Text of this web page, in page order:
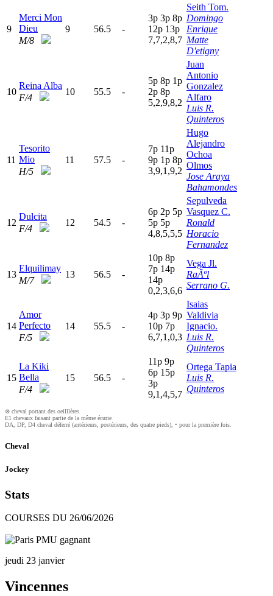
9
Merci Mon
Dieu
M/8
9 56.5 -
3p 3p 8p
12p 13p
7,7,2,8,7
Seith Tom.
Domingo
Enrique
Matte
D'etigny
10
Reina Alba
F/4
10 55.5 -
5p 8p 1p
2p 8p
5,2,9,8,2
Juan
Antonio
Gonzalez
Alfaro
Luis R.
Quinteros
11
Tesorito
Mio
H/5
11 57.5 -
7p 11p
9p 1p 8p
3,9,1,9,2
Hugo
Alejandro
Ochoa
Olmos
Jose Araya
Bahamondes
12
Dulcita
F/4
12 54.5 -
6p 2p 5p
5p 5p
4,8,5,5,5
Sepulveda
Vasquez C.
Ronald
Horacio
Fernandez
13
Elquilimay
M/7
13 56.5 -
10p 8p
7p 14p
14p
0,2,3,6,6
Vega Jl.
RaÃºl
Serrano G.
14
Amor
Perfecto
F/5
14 55.5 -
4p 3p 9p
10p 7p
6,7,1,0,3
Isaias
Valdivia
Ignacio.
Luis R.
Quinteros
15
La Kiki
Bella
F/4
15 56.5 -
11p 9p
6p 15p
3p
9,1,4,5,7
Ortega Tapia
Luis R.
Quinteros
⊗ cheval portant des oeilllères
E1 chevaux faisant partie de la même écurie
DA, DP, D4 cheval déferré (antérieurs, postérieurs, des quatre pieds), • pour la première fois.
Cheval
Jockey
Stats
COURSES DU 26/06/2026
jeudi 23 janvier
Vincennes